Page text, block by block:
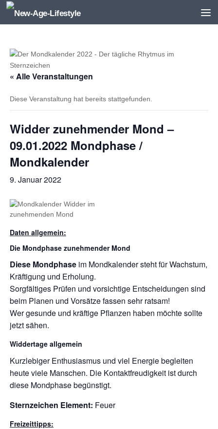
Zum Inhalt springen
« Alle Veranstaltungen
Diese Veranstaltung hat bereits stattgefunden.
Widder zunehmender Mond –
09.01.2022 Mondphase /
Mondkalender
9. Januar 2022
Daten allgemein:
Die Mondphase zunehmender Mond
Diese Mondphase im Mondkalender steht für Wachstum,
Kräftigung und Erholung.
Sorgfältiges Prüfen und vorsichtige Entscheidungen sind
beim Planen und Vorsätze fassen sehr ratsam!
Wer gesunde und kräftige Pflanzen haben möchte sollte
jetzt sähen.
Widdertage allgemein
Kurzlebiger Enthusiasmus und viel Energie begleiten
heute viele Manschen. Die Kontaktfreudigkeit ist durch
diese Mondphase begünstigt.
Sternzeichen Element: Feuer
Freizeittipps: